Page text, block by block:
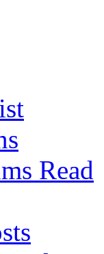
Read